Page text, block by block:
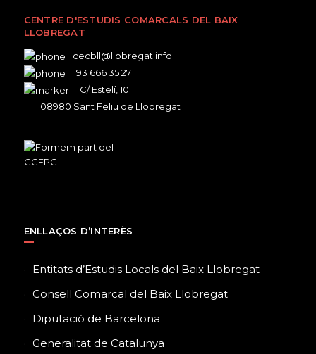
CENTRE D'ESTUDIS COMARCALS DEL BAIX
LLOBREGAT
cecbll@llobregat.info
93 666 35 27
C/ Estelí, 10
08980 Sant Feliu de Llobregat
ENLLAÇOS D’INTERÈS
Entitats d’Estudis Locals del Baix Llobregat
Consell Comarcal del Baix Llobregat
Diputació de Barcelona
Generalitat de Catalunya